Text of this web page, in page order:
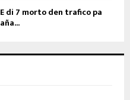
E di 7 morto den trafico pa
aña...